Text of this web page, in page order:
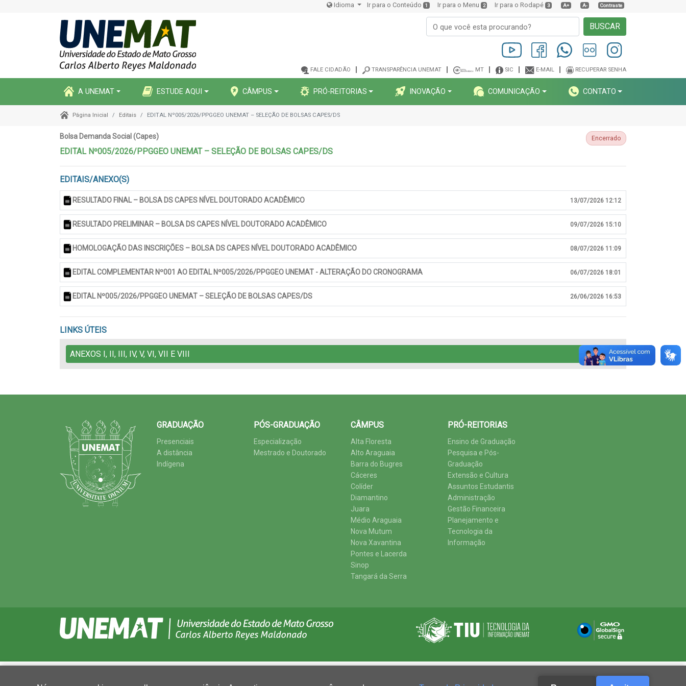
Idioma Ir para o Conteúdo 1 Ir para o Menu 2 Ir para o Rodapé 3 A+ A- Contraste
BUSCAR
FALE CIDADÃO TRANSPARÊNCIA UNEMAT MT SIC E-MAIL RECUPERAR SENHA
A UNEMAT ESTUDE AQUI CÂMPUS PRÓ-REITORIAS INOVAÇÃO COMUNICAÇÃO CONTATO
Página Inicial Editais EDITAL Nº005/2026/PPGGEO UNEMAT – SELEÇÃO DE BOLSAS CAPES/DS
Bolsa Demanda Social (Capes) Encerrado
EDITAL Nº005/2026/PPGGEO UNEMAT – SELEÇÃO DE BOLSAS CAPES/DS
EDITAIS/ANEXO(S)
RESULTADO FINAL – BOLSA DS CAPES NÍVEL DOUTORADO ACADÊMICO 13/07/2026 12:12
RESULTADO PRELIMINAR – BOLSA DS CAPES NÍVEL DOUTORADO ACADÊMICO 09/07/2026 15:10
HOMOLOGAÇÃO DAS INSCRIÇÕES – BOLSA DS CAPES NÍVEL DOUTORADO ACADÊMICO 08/07/2026 11:09
EDITAL COMPLEMENTAR Nº001 AO EDITAL Nº005/2026/PPGGEO UNEMAT - ALTERAÇÃO DO CRONOGRAMA 06/07/2026 18:01
EDITAL Nº005/2026/PPGGEO UNEMAT – SELEÇÃO DE BOLSAS CAPES/DS 26/06/2026 16:53
LINKS ÚTEIS
ANEXOS I, II, III, IV, V, VI, VII E VIII
GRADUAÇÃO
Presenciais
A distância
Indígena
PÓS-GRADUAÇÃO
Especialização
Mestrado e Doutorado
CÂMPUS
Alta Floresta
Alto Araguaia
Barra do Bugres
Cáceres
Colíder
Diamantino
Juara
Médio Araguaia
Nova Mutum
Nova Xavantina
Pontes e Lacerda
Sinop
Tangará da Serra
PRÓ-REITORIAS
Ensino de Graduação
Pesquisa e Pós-
Graduação
Extensão e Cultura
Assuntos Estudantis
Administração
Gestão Financeira
Planejamento e
Tecnologia da
Informação